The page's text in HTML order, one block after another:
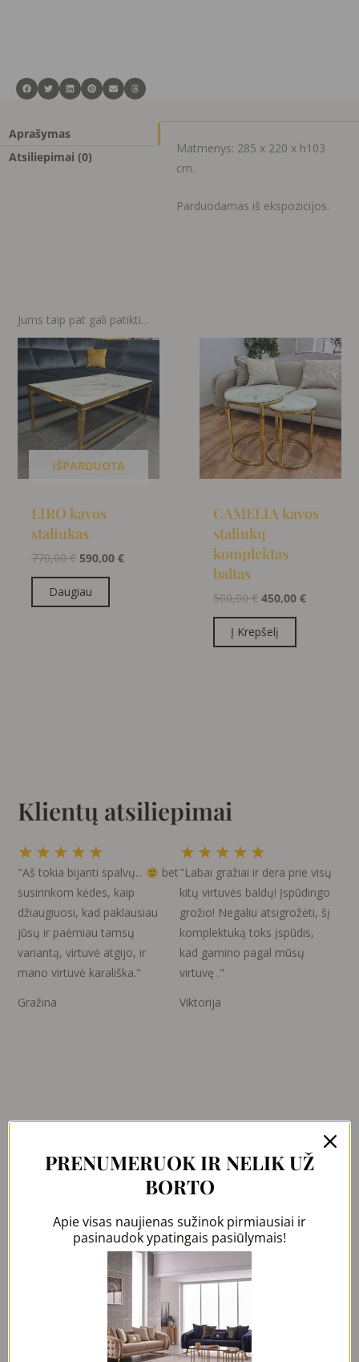
Aprašymas
Atsiliepimai (0)
Matmenys: 285 x 220 x h103
cm.
Parduodamas iš ekspozicijos.
Jums taip pat gali patikti…
IŠPARDUOTA
LIRO kavos
staliukas
770,00€
Original
price
was:
770,00 €.
590,00€
Current
price
is:
590,00 €.
Daugiau
CAMELIA kavos
staliukų
komplektas
baltas
500,00€
Original
price
was:
500,00 €.
450,00 €
Current
price
is:
450,00 €.
Į Krepšelį
Klientų atsiliepimai
★ ★ ★ ★ ★
5
out
of
5
"Aš tokia bijanti spalvų...
bet
susirinkom kėdes, kaip
džiaugiuosi, kad paklausiau
jūsų ir paėmiau tamsų
variantą, virtuvė atgijo, ir
mano virtuvė karališka."
Gražina
★ ★ ★ ★ ★
5
out
of
5
"Labai gražiai ir dera prie visų
kitų virtuvės baldų! Įspūdingo
grožio! Negaliu atsigrožėti, šį
komplektuką toks įspūdis,
kad gamino pagal mūsų
virtuvę ."
Viktorija
Dažnai renkasi
price
was:
1890,00 €.
price
is:
999,00 €.
PRENUMERUOK IR NELIK UŽ
BORTO
Apie visas naujienas sužinok pirmiausiai ir
pasinaudok ypatingais pasiūlymais!